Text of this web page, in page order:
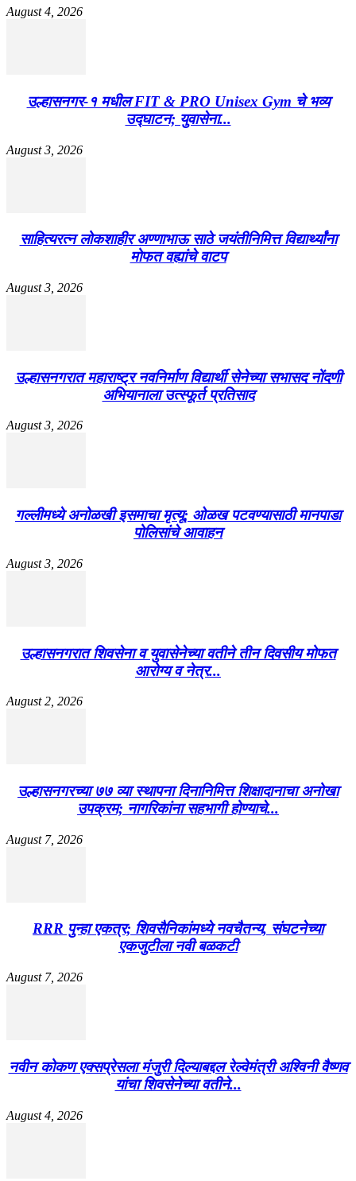
August 4, 2026
उल्हासनगर-१ मधील FIT & PRO Unisex Gym चे भव्य
उद्घाटन; युवासेना...
August 3, 2026
साहित्यरत्न लोकशाहीर अण्णाभाऊ साठे जयंतीनिमित्त विद्यार्थ्यांना
मोफत वह्यांचे वाटप
August 3, 2026
उल्हासनगरात महाराष्ट्र नवनिर्माण विद्यार्थी सेनेच्या सभासद नोंदणी
अभियानाला उत्स्फूर्त प्रतिसाद
August 3, 2026
गल्लीमध्ये अनोळखी इसमाचा मृत्यू; ओळख पटवण्यासाठी मानपाडा
पोलिसांचे आवाहन
August 3, 2026
उल्हासनगरात शिवसेना व युवासेनेच्या वतीने तीन दिवसीय मोफत
आरोग्य व नेत्र...
August 2, 2026
उल्हासनगरच्या ७७ व्या स्थापना दिनानिमित्त शिक्षादानाचा अनोखा
उपक्रम; नागरिकांना सहभागी होण्याचे...
August 7, 2026
RRR पुन्हा एकत्र; शिवसैनिकांमध्ये नवचैतन्य, संघटनेच्या
एकजुटीला नवी बळकटी
August 7, 2026
नवीन कोकण एक्सप्रेसला मंजुरी दिल्याबद्दल रेल्वेमंत्री अश्विनी वैष्णव
यांचा शिवसेनेच्या वतीने...
August 4, 2026